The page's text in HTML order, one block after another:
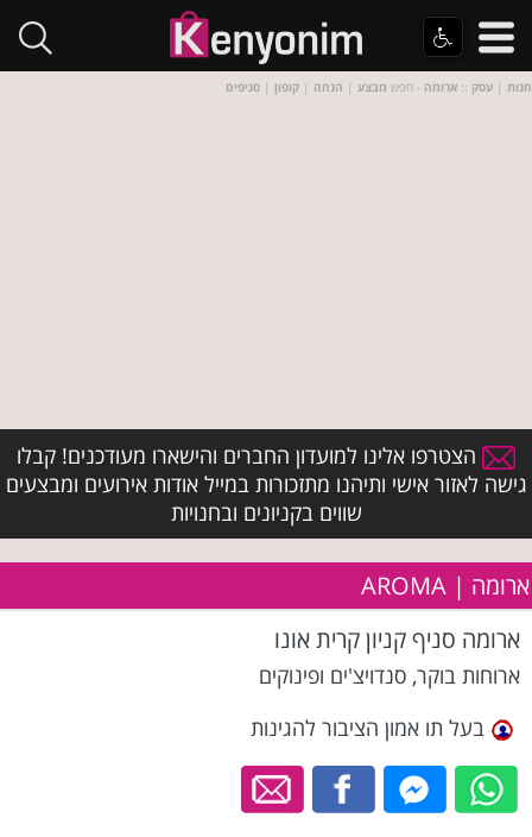
חנות | עסק :: ארומה - חפש מבצע | הנחה | קופון | סניפים
הצטרפו אלינו למועדון החברים והישארו מעודכנים! קבלו
גישה לאזור אישי ותיהנו מתזכורות במייל אודות אירועים ומבצעים
שווים בקניונים ובחנויות
ארומה | AROMA
ארומה סניף קניון קרית אונו
ארוחות בוקר, סנדויצ'ים ופינוקים
בעל תו אמון הציבור להגינות